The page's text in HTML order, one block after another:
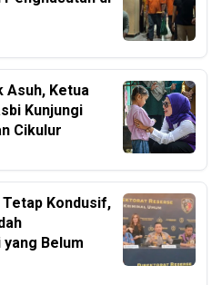
Asuh, Ketua
Kunjungi
Cikulur
Kondusif,
Belum